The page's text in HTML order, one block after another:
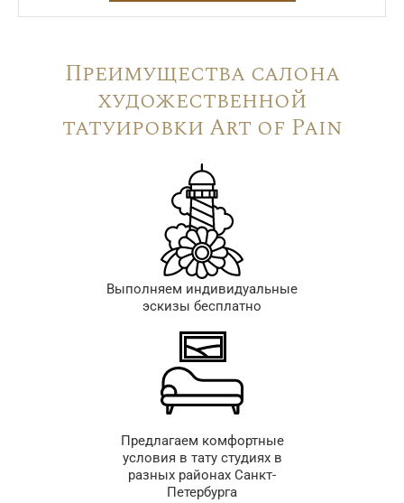
Преимущества салона
художественной
татуировки Art of Pain
Выполняем индивидуальные
эскизы бесплатно
Предлагаем комфортные
условия в тату студиях в
разных районах Санкт-
Петербурга